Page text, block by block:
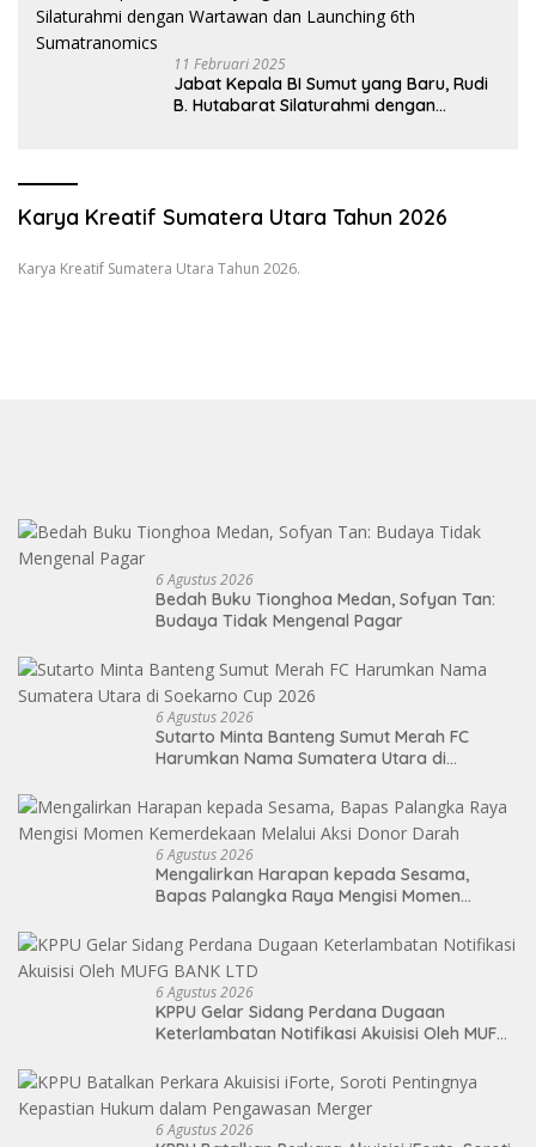
11 Februari 2025
Jabat Kepala BI Sumut yang Baru, Rudi
B. Hutabarat Silaturahmi dengan
Karya Kreatif Sumatera Utara Tahun 2026
Karya Kreatif Sumatera Utara Tahun 2026.
6 Agustus 2026
Bedah Buku Tionghoa Medan, Sofyan Tan:
Budaya Tidak Mengenal Pagar
6 Agustus 2026
Sutarto Minta Banteng Sumut Merah FC
Harumkan Nama Sumatera Utara di
6 Agustus 2026
Mengalirkan Harapan kepada Sesama,
Bapas Palangka Raya Mengisi Momen
6 Agustus 2026
KPPU Gelar Sidang Perdana Dugaan
Keterlambatan Notifikasi Akuisisi Oleh MUFG
6 Agustus 2026